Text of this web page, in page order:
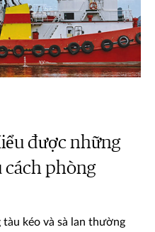
được những
cách phòng
tàu kéo và sà lan thường